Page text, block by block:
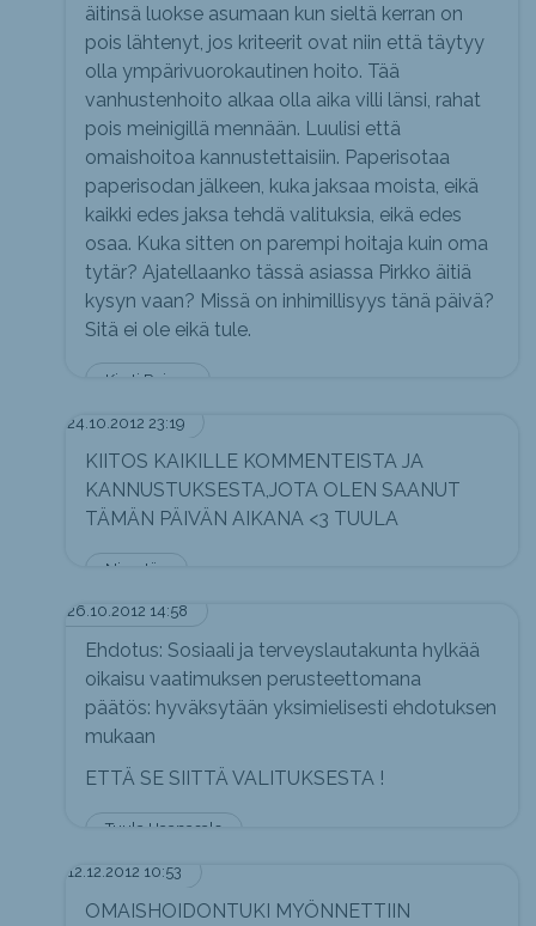
Kirsti Reima
äitinsä luokse asumaan kun sieltä kerran on
pois lähtenyt, jos kriteerit ovat niin että täytyy
olla ympärivuorokautinen hoito. Tää
vanhustenhoito alkaa olla aika villi länsi, rahat
pois meinigillä mennään. Luulisi että
omaishoitoa kannustettaisiin. Paperisotaa
paperisodan jälkeen, kuka jaksaa moista, eikä
kaikki edes jaksa tehdä valituksia, eikä edes
osaa. Kuka sitten on parempi hoitaja kuin oma
tytär? Ajatellaanko tässä asiassa Pirkko äitiä
kysyn vaan? Missä on inhimillisyys tänä päivä?
Sitä ei ole eikä tule.
24.10.2012 23:19
Nimetön
KIITOS KAIKILLE KOMMENTEISTA JA
KANNUSTUKSESTA,JOTA OLEN SAANUT
TÄMÄN PÄIVÄN AIKANA <3 TUULA
26.10.2012 14:58
Tuula Haapasalo
Ehdotus: Sosiaali ja terveyslautakunta hylkää
oikaisu vaatimuksen perusteettomana
päätös: hyväksytään yksimielisesti ehdotuksen
mukaan
ETTÄ SE SIITTÄ VALITUKSESTA !
12.12.2012 10:53
OMAISHOIDONTUKI MYÖNNETTIIN